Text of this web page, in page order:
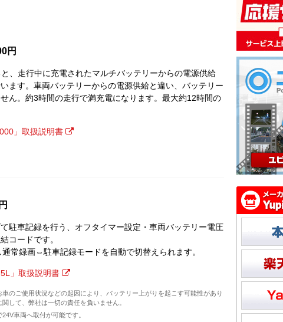
円
、走行中に充電されたマルチバッテリーからの電源供給
ます。車両バッテリーからの電源供給と違い、バッテリー
ん。約3時間の走行で満充電になります。最大約12時間の
」取扱説明書
駐車記録を行う、オフタイマー設定・車両バッテリー電圧
コードです。
常録画⇔駐車記録モードを自動で切替えられます。
」取扱説明書
のご使用状況などの起因により、バッテリー上がりを起こす可能性があり
して、弊社は一切の責任を負いません。
車両へ取付が可能です。